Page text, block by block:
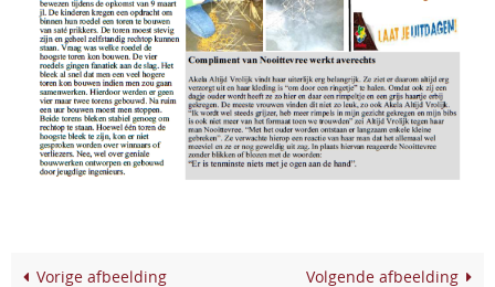
Vorige afbeelding Volgende afbeelding